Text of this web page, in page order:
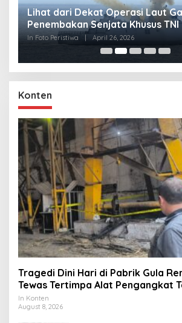
Lihat dari Dekat Operasi Laut
Penembakan Senjata Khusus TNI
In Foto Peristiwa April 26, 2026
Konten
Tragedi Dini Hari di Pabrik Gula
Tewas Tertimpa Alat Pengangkat
In Konten
August 8, 2026